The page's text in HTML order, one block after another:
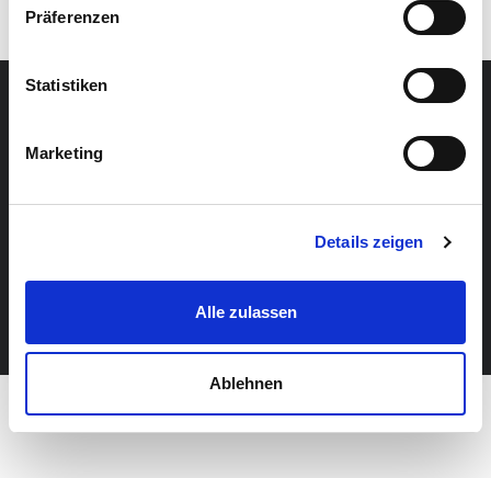
Präferenzen
Statistiken
Marketing
Details zeigen
Alle zulassen
Ablehnen
Datenschutz
© 2026 Praktikumswoche powered by stafftastic GmbH